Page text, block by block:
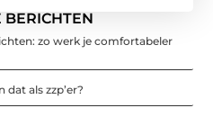
BERICHTEN
zo werk je comfortabeler
dat als zzp’er?